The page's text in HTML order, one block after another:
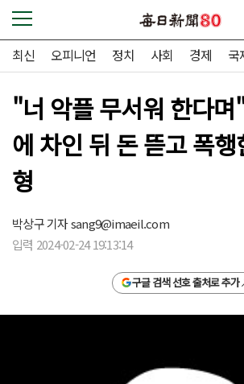
최신 오피니언 정치 사회 경제 국
"너 악플 무서워 한다
에 차인 뒤 돈 뜯고 폭
형
박상구 기자sang9@imaeil.com
입력 2024-02-24 19:13:14
구글 검색 선호 출처로 추가